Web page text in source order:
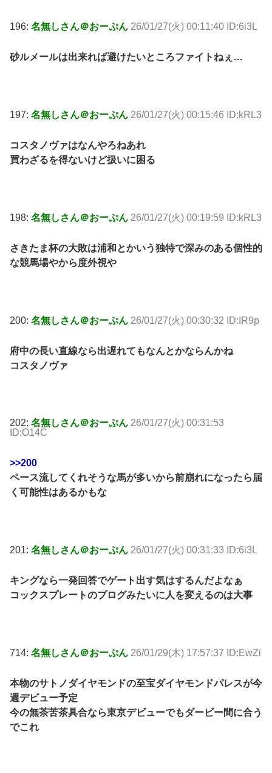
196: 名無しさん＠おーぷん 26/01/27(火) 00:11:40 ID:6i3L
砂ルメールは出来れば避けたいところファイトねぇ…
197: 名無しさん＠おーぷん 26/01/27(火) 00:15:46 ID:kRL3
コスタノヴァはなんやろねあれ
買わざるを得ないけど扱いに困る
198: 名無しさん＠おーぷん 26/01/27(火) 00:19:59 ID:kRL3
さきたま杯の大敗は浦和とかいう独特で深みのある個性的
な競馬場やから度外視や
200: 名無しさん＠おーぷん 26/01/27(火) 00:30:32 ID:IR9p
府中の長い直線なら出遅れてもなんとかならんかね
コスタノヴァ
202: 名無しさん＠おーぷん 26/01/27(火) 00:31:53
ID:O14C
>>200
ペース流してくれそうな馬が多いから前崩れになったら届
く可能性はあるかもな
201: 名無しさん＠おーぷん 26/01/27(火) 00:31:33 ID:6i3L
キングなら一発回答でゲート出す気はするんだよなぁ
コックスプレートのプログみたいに人を変えるのは大事
714: 名無しさん＠おーぷん 26/01/29(木) 17:57:37 ID:EwZi
本物のサトノダイヤモンドの至宝ダイヤモンドパレスが今
週デビュー予定
今の無茶苦茶具合なら東京デビューでもダービー間に合う
でこれ